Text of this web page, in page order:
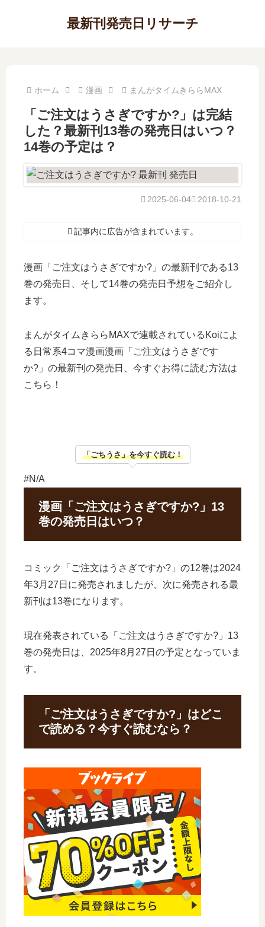
最新刊発売日リサーチ
ホーム 漫画 まんがタイムきららMAX
「ご注文はうさぎですか?」は完結
した？最新刊13巻の発売日はいつ？
14巻の予定は？
2018-10-21
2025-06-04
記事内に広告が含まれています。
漫画「ご注文はうさぎですか?」の最新刊である13
巻の発売日、そして14巻の発売日予想をご紹介し
ます。
まんがタイムきららMAXで連載されているKoiによ
る日常系4コマ漫画漫画「ご注文はうさぎです
か?」の最新刊の発売日、今すぐお得に読む方法は
こちら！
「ごちうさ」を今すぐ読む！
#N/A
漫画「ご注文はうさぎですか?」13
巻の発売日はいつ？
コミック「ご注文はうさぎですか?」の12巻は2024
年3月27日に発売されましたが、次に発売される最
新刊は13巻になります。
現在発表されている「ご注文はうさぎですか?」13
巻の発売日は、2025年8月27日の予定となっていま
す。
「ご注文はうさぎですか?」はどこ
で読める？今すぐ読むなら？